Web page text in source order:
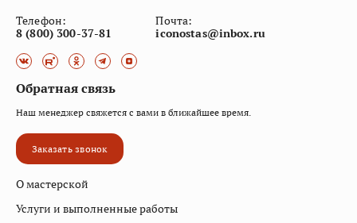
Телефон:
8 (800) 300-37-81
Почта:
iconostas@inbox.ru
О мастерской
Услуги и выполненные работы
Обратная связь
Наш менеджер свяжется с вами в ближайшее время.
Заказать звонок